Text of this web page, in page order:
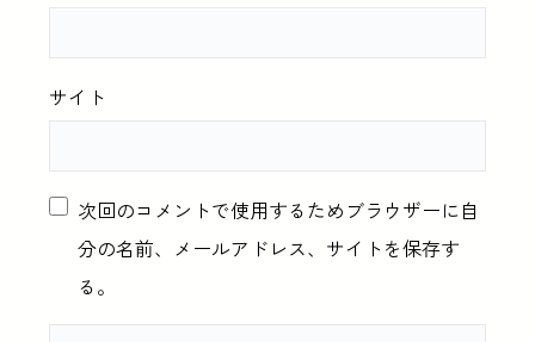
サイト
次回のコメントで使用するためブラウザーに自
分の名前、メールアドレス、サイトを保存す
る。